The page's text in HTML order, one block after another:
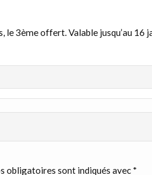
3ème offert. Valable jusqu’au 16
obligatoires sont indiqués avec *